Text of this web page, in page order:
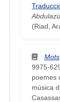
(Riad,
Mots
9975-
poemes
música